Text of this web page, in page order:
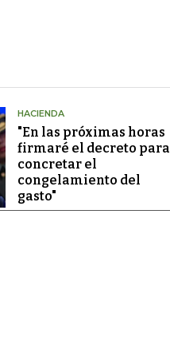
HACIENDA
"En las próximas horas
firmaré el decreto para
concretar el
congelamiento del
gasto"